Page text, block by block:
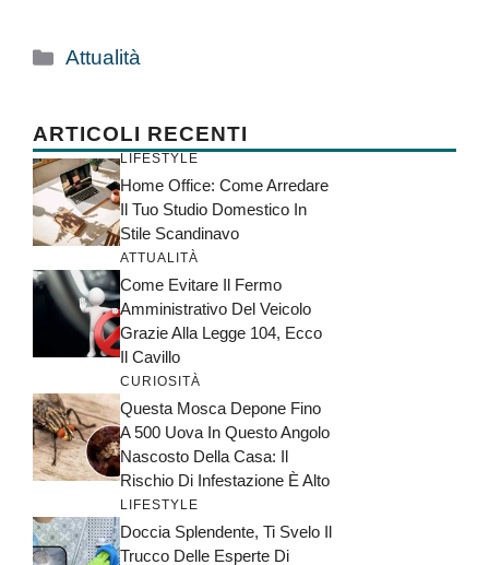
Categorie
Attualità
ARTICOLI RECENTI
LIFESTYLE
Home Office: Come Arredare
Il Tuo Studio Domestico In
Stile Scandinavo
ATTUALITÀ
Come Evitare Il Fermo
Amministrativo Del Veicolo
Grazie Alla Legge 104, Ecco
Il Cavillo
CURIOSITÀ
Questa Mosca Depone Fino
A 500 Uova In Questo Angolo
Nascosto Della Casa: Il
Rischio Di Infestazione È Alto
LIFESTYLE
Doccia Splendente, Ti Svelo Il
Trucco Delle Esperte Di